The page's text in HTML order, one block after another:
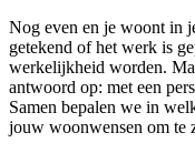
Nog even en je woont in
getekend of het werk is
werkelijkheid worden.
antwoord op: met een
Samen bepalen we in
jouw woonwensen om te